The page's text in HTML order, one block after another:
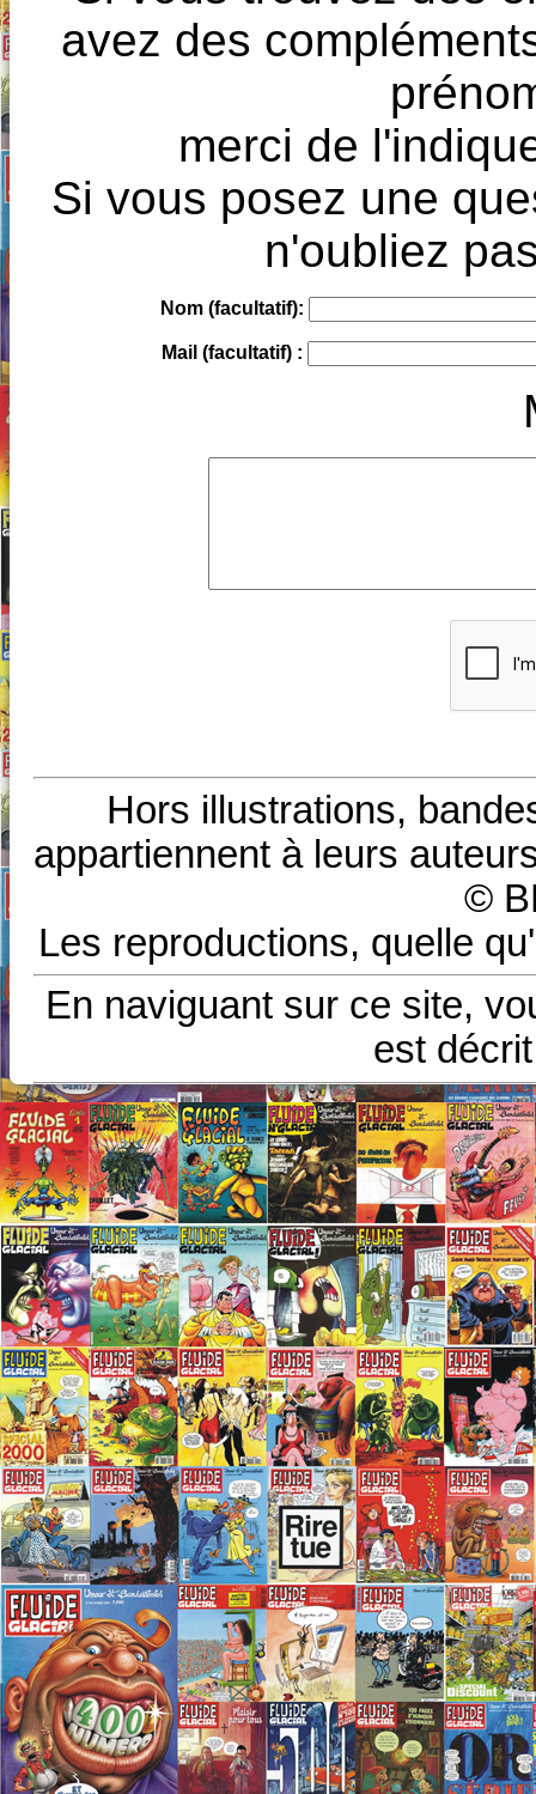
avez des
merci de
Si vous posez une
n'oubliez
Nom (facultatif):
Mail (facultatif) :
Hors illustrations,
appartiennent à leurs
©
Les reproductions, quelle
En naviguant sur ce site,
est